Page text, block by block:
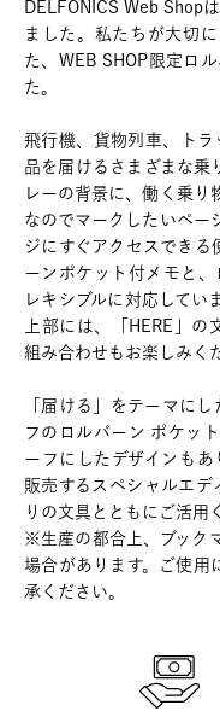
DELFONICS Web Shop
ました。私たちが大切
た、WEB SHOP限定ロ
た。
飛行機、貨物列車、トラ
品を届けるさまざまな乗
レーの背景に、働く乗り
なのでマークしたいペー
ジにすぐアクセスできる
ーンポケット付メモと
レキシブルに対応してい
上部には、「HERE」の
組み合わせもお楽しみく
「届ける」をテーマに
フのロルバーン ポケッ
ーフにしたデザインもあ
販売するスペシャルエデ
りの文具とともにご活用
※生産の都合上、ブック
場合があります。ご使用
承ください。